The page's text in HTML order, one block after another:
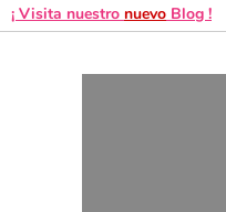
¡ Visita nuestro nuevo Blog !